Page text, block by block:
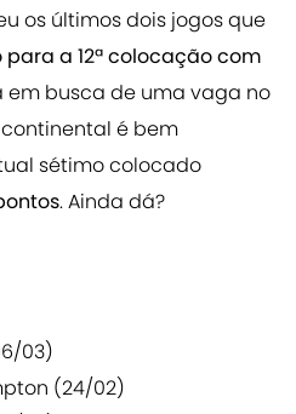
os últimos dois jogos que
para a 12ª colocação com
em busca de uma vaga no
é bem
sétimo colocado
. Ainda dá?
03)
(24/02)